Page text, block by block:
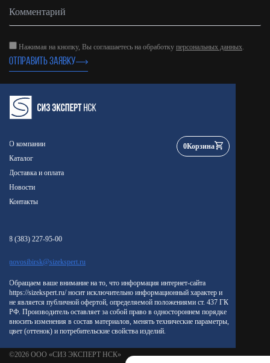
ОТПРАВИТЬ ЗАЯВКУ
Нажимая на кнопку, Вы соглашаетесь на обработку персональных данных.
О компании
Каталог
Доставка и оплата
Новости
Контакты
0Корзина
8 (383) 227-95-00
novosibirsk@sizekspert.ru
Обращаем ваше внимание на то, что информация интернет-сайта
https://sizekspert.ru/ носит исключительно информационный характер и
не является публичной офертой, определяемой положениями ст. 437 ГК
РФ. Производитель оставляет за собой право в одностороннем порядке
вносить изменения в состав материалов, менять технические параметры,
цвет (оттенок) и потребительские свойства изделий.
©2026 ООО «СИЗ ЭКСПЕРТ НСК»